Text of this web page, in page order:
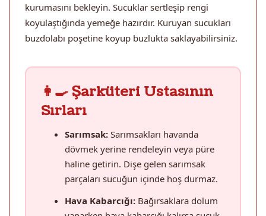
kurumasını bekleyin. Sucuklar sertleşip rengi
koyulaştığında yemeğe hazırdır. Kuruyan sucukları
buzdolabı poşetine koyup buzlukta saklayabilirsiniz.
👩‍🍳 Şarküteri Ustasının
Sırları
Sarımsak: Sarımsakları havanda
dövmek yerine rendeleyin veya püre
haline getirin. Dişe gelen sarımsak
parçaları sucuğun içinde hoş durmaz.
Hava Kabarcığı: Bağırsaklara dolum